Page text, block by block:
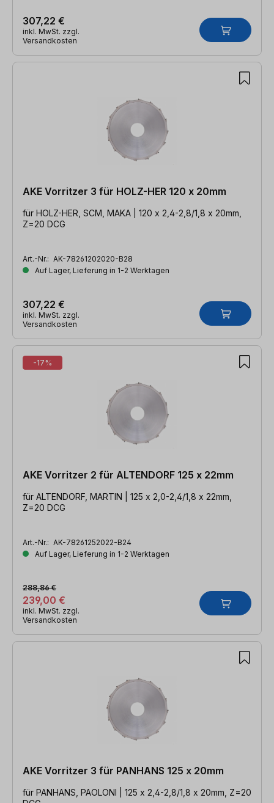
307,22 €
inkl. MwSt. zzgl.
Versandkosten
AKE Vorritzer 3 für HOLZ-HER 120 x 20mm
für HOLZ-HER, SCM, MAKA | 120 x 2,4-2,8/1,8 x 20mm,
Z=20 DCG
Art.-Nr.: AK-78261202020-B28
Auf Lager, Lieferung in 1-2 Werktagen
307,22 €
inkl. MwSt. zzgl.
Versandkosten
-17%
AKE Vorritzer 2 für ALTENDORF 125 x 22mm
für ALTENDORF, MARTIN | 125 x 2,0-2,4/1,8 x 22mm,
Z=20 DCG
Art.-Nr.: AK-78261252022-B24
Auf Lager, Lieferung in 1-2 Werktagen
239,00 €
288,86 €
inkl. MwSt. zzgl.
Versandkosten
AKE Vorritzer 3 für PANHANS 125 x 20mm
für PANHANS, PAOLONI | 125 x 2,4-2,8/1,8 x 20mm, Z=20